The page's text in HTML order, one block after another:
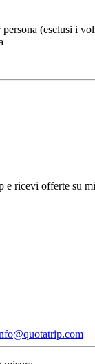
(esclusi i
ricevi offerte su